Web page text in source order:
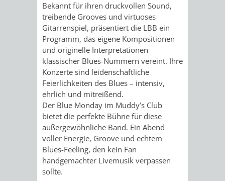
SULZBACH
EINRICHTUNGEN
ORTSCHAFTSRAT
GESCHICHTE
Bekannt für ihren druckvollen Sound,
treibende Grooves und virtuoses
Gitarrenspiel, präsentiert die LBB ein
Programm, das eigene Kompositionen
und originelle Interpretationen
klassischer Blues-Nummern vereint. Ihre
Konzerte sind leidenschaftliche
Feierlichkeiten des Blues – intensiv,
ehrlich und mitreißend.
Der Blue Monday im Muddy’s Club
bietet die perfekte Bühne für diese
außergewöhnliche Band. Ein Abend
voller Energie, Groove und echtem
Blues-Feeling, den kein Fan
handgemachter Livemusik verpassen
sollte.